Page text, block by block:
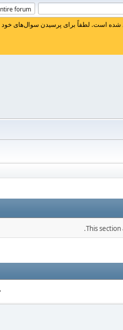
شده است. لطفاً برای پرسیدن سوال‌های خود
This